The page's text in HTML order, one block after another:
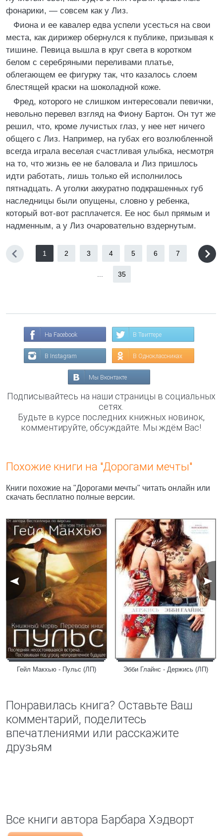
фонарики, — совсем как у Лиз.
Фиона и ее кавалер едва успели усесться на свои
места, как дирижер обернулся к публике, призывая к
тишине. Певица вышла в круг света в коротком
белом с серебряными переливами платье,
облегающем ее фигурку так, что казалось слоем
блестящей краски на шоколадной коже.
Фред, которого не слишком интересовали певички,
невольно перевел взгляд на Фиону Бартон. Он тут же
решил, что, кроме лучистых глаз, у нее нет ничего
общего с Лиз. Например, на губах его возлюбленной
всегда играла веселая счастливая улыбка, несмотря
на то, что жизнь ее не баловала и Лиз пришлось
идти работать, лишь только ей исполнилось
пятнадцать. А уголки аккуратно подкрашенных губ
наследницы были опущены, словно у ребенка,
который вот-вот расплачется. Ее нос был прямым и
надменным, а у Лиз очаровательно вздернутым.
1 2 3 4 5 6 7
35
На Facebook В Твиттере
В Instagram В Одноклассниках
Мы Вконтакте
Подписывайтесь на наши страницы в социальных
сетях.
Будьте в курсе последних книжных новинок,
комментируйте, обсуждайте. Мы ждём Вас!
Похожие книги на "Дорогами мечты"
Книги похожие на "Дорогами мечты" читать онлайн или
скачать бесплатно полные версии.
Гейл Макхью - Пульс (ЛП) Эбби Глайнс - Держись (ЛП)
Понравилась книга? Оставьте Ваш
комментарий, поделитесь
впечатлениями или расскажите
друзьям
Все книги автора Барбара Хэдворт